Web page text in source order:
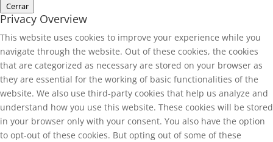
Cerrar
Privacy Overview
This website uses cookies to improve your experience while you
navigate through the website. Out of these cookies, the cookies
that are categorized as necessary are stored on your browser as
they are essential for the working of basic functionalities of the
website. We also use third-party cookies that help us analyze and
understand how you use this website. These cookies will be stored
in your browser only with your consent. You also have the option
to opt-out of these cookies. But opting out of some of these